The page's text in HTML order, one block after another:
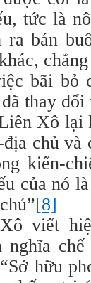
tức là
ra bán
bãi bỏ
thay đổi
Xô lại
chủ và
kiến-
của nó
[8]
viết
nghĩa
hữu